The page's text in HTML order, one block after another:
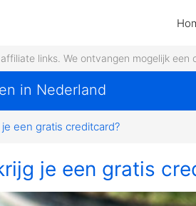
links. We ontvangen mogelijk een
in Nederland
een gratis creditcard?
je een gratis